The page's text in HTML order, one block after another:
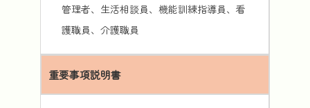
管理者、生活相談員、機能訓練指導員、看
護職員、介護職員
重要事項説明書